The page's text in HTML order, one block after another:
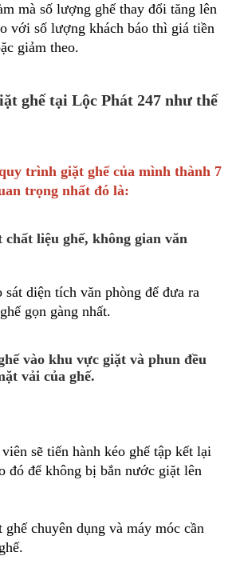
mà số lượng ghế thay đổi tăng lên
với số lượng khách báo thì giá tiền
giảm theo.
ghế tại Lộc Phát 247 như thế
trình giặt ghế của mình thành 7
trọng nhất đó là:
chất liệu ghế, không gian văn
sát diện tích văn phòng để đưa ra
gọn gàng nhất.
vào khu vực giặt và phun đều
vải của ghế.
sẽ tiến hành kéo ghế tập kết lại
đó để không bị bắn nước giặt lên
chuyên dụng và máy móc cần